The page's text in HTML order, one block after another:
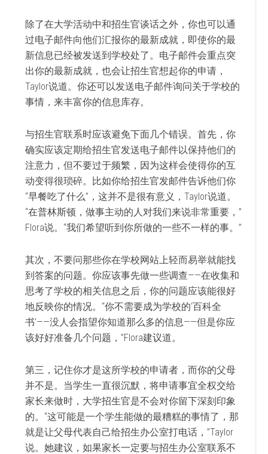
除了在大学活动中和招生官谈话之外，你也可以通
过电子邮件向他们汇报你的最新成就，即使你的最
新信息已经被发送到学校处了。电子邮件会重点突
出你的最新成就，也会让招生官想起你的申请，
Taylor说道。你还可以发送电子邮件询问关于学校的
事情，来丰富你的信息库存。
与招生官联系时应该避免下面几个错误。首先，你
确实应该定期给招生官发送电子邮件以保持他们的
注意力，但不要过于频繁，因为这样会使得你的互
动变得很琐碎。比如你给招生官发邮件告诉他们你
“早餐吃了什么”，这并不是很有意义，Taylor说道。
“在普林斯顿，做事主动的人对我们来说非常重要，”
Flora说。“我们希望听到你所做的一些不一样的事。”
其次，不要问那些你在学校网站上轻而易举就能找
到答案的问题。你应该事先做一些调查——在收集和
思考了学校的相关信息之后，你的问题应该能很好
地反映你的情况。“你不需要成为学校的‘百科全
书’——没人会指望你知道那么多的信息——但是你应
该好好准备几个问题，”Flora建议道。
第三，记住你才是这所学校的申请者，而你的父母
并不是。当学生一直很沉默，将申请事宜全权交给
家长来做时，大学招生官是不会对你留下深刻印象
的。“这可能是一个学生能做的最糟糕的事情了，那
就是让父母代表自己给招生办公室打电话，”Taylor
说。她建议，如果家长一定要与招生办公室联系不